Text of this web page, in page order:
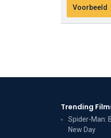
Trending
Spider-Man:
New Day